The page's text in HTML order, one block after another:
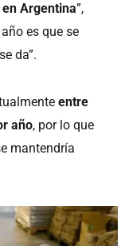
en Argentina”,
es que se
da”.
entre
año, por lo que
mantendría